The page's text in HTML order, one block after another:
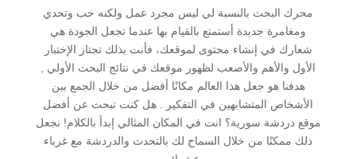
محرك البحث بالنسبة لي ليس مجرد عمل ولكنه حب وتحدي
ومغامرة جديدة أستمتع بالقيام بها عندما تجعل الجودة هي
شعارك في إنشاء محتوى لموقعك، فأنت بذلك تجتاز الإختبار
الأول والأهم والأصعب لظهور موقعك في نتائج البحث الأولي ,
هدفنا هو جعل هذا العالم مكانًا أفضل من خلال الجمع بين
الأشخاص المتشابهين في التفكير . هل كنت تبحث عن أفضل
موقع دردشة سورية؟ انت في المكان المثالي إبدأ بالكلام! نجعل
ذلك ممكنًا من خلال السماح لك بالتحدث والدردشة مع غرباء